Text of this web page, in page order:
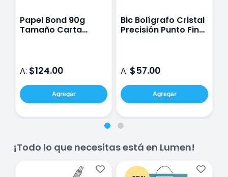
Papel Bond 90g
Tamaño Carta
A: $124.00
Agregar
Bic Bolígrafo Cristal
Precisión Punto Fino
A: $57.00
Agregar
¡Todo lo que necesitas está en Lumen!